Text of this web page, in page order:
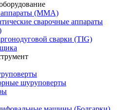
аппараты (ММА)
сварочные аппараты
сварки (TIG)
шуруповерты